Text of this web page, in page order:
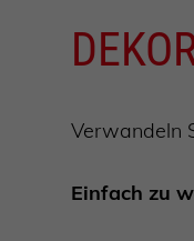
Verwandeln
Einfach zu